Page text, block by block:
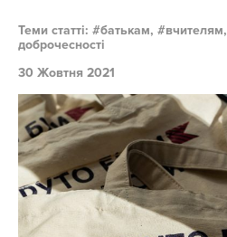
Теми статті: батькам, вчителям,
доброчесності
30 Жовтня 2021